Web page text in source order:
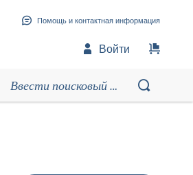
Помощь и контактная информация
Войти